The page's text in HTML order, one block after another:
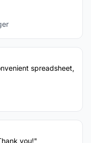
spreadsheet,
you!"